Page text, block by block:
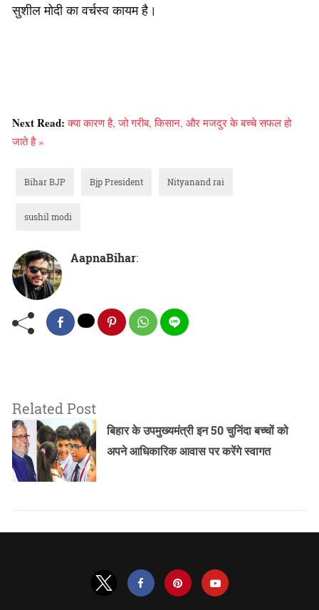
सुशील मोदी का वर्चस्व कायम है।
Next Read:क्या कारण है, जो गरीब, किसान, और मजदुर के बच्चे सफल हो
जाते है »
Bihar BJP Bjp President Nityanand rai
sushil modi
AapnaBihar:
Related Post
बिहार के उपमुख्यमंत्री इन 50 चुनिंदा बच्चों को
अपने आधिकारिक आवास पर करेंगे स्वागत